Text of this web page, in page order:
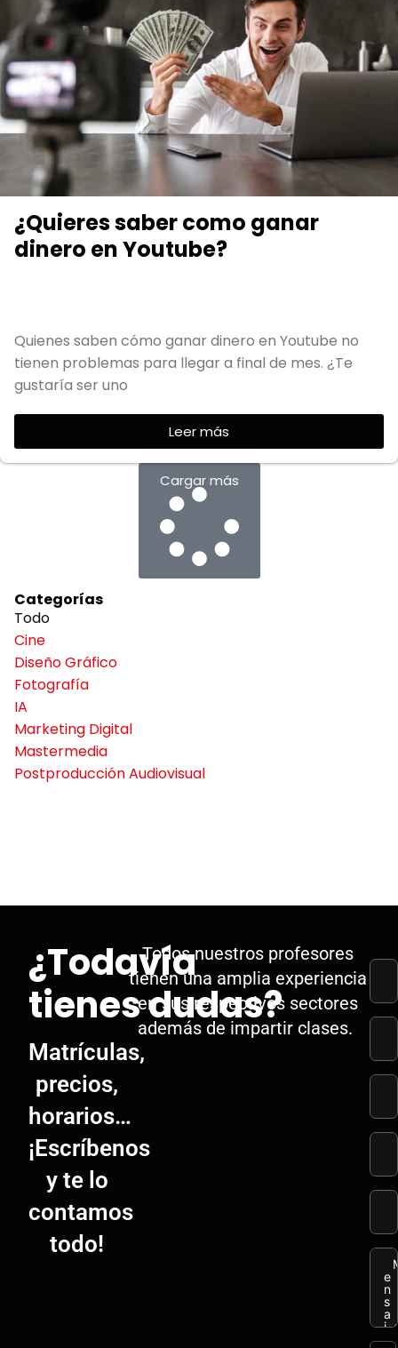
¿Quieres saber como ganar
dinero en Youtube?
Quienes saben cómo ganar dinero en Youtube no
tienen problemas para llegar a final de mes. ¿Te
gustaría ser uno
Leer más
Cargar más
Categorías
Cine
Diseño Gráfico
Fotografía
IA
Marketing Digital
Mastermedia
Postproducción Audiovisual
Todo
¿Todavía
tienes dudas?
Matrículas,
precios,
horarios…
¡Escríbenos
y te lo
contamos
todo!
Todos nuestros profesores
tienen una amplia experiencia
en sus respectivos sectores
además de impartir clases.